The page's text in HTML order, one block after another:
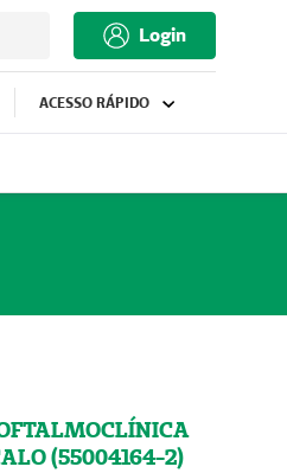
Login
ACESSO RÁPIDO
(55004164-2)